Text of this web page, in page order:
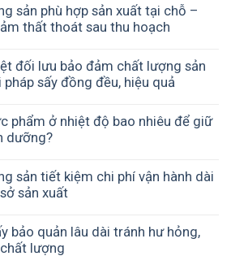
sản phù hợp sản xuất tại chỗ –
thất thoát sau thu hoạch
đối lưu bảo đảm chất lượng sản
pháp sấy đồng đều, hiệu quả
phẩm ở nhiệt độ bao nhiêu để giữ
dưỡng?
sản tiết kiệm chi phí vận hành dài
sản xuất
bảo quản lâu dài tránh hư hỏng,
lượng